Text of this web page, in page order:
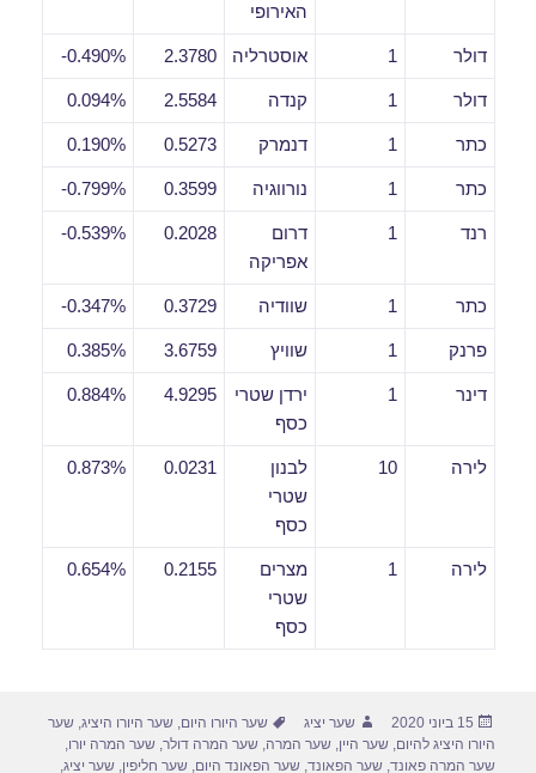
האירופי
דולר 1 אוסטרליה 2.3780
0.490%-
דולר 1 קנדה 2.5584
0.094%
כתר 1 דנמרק 0.5273
0.190%
כתר 1 נורווגיה 0.3599
0.799%-
רנד 1
דרום
אפריקה
0.2028
0.539%-
כתר 1 שוודיה 0.3729
0.347%-
פרנק 1 שוויץ 3.6759
0.385%
דינר 1
ירדן שטרי
כסף
4.9295
0.884%
לירה 10
לבנון
שטרי
כסף
0.0231
0.873%
לירה 1
מצרים
שטרי
כסף
0.2155
0.654%
פורסם
בתאריך
15 ביוני 2020 מחבר
שער יציג תגיות
שער היורו היום,שער היורו היציג,שער
היורו היציג להיום,שער היין,שער המרה,שער המרה דולר,שער המרה יורו,
שער המרה פאונד,שער הפאונד,שער הפאונד היום,שער חליפין,שער יציג,